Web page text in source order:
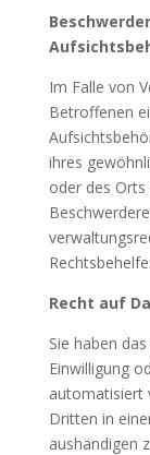
Im Falle von
Betroffenen
ihres
oder des
Rechtsbehelfe.
Recht auf
Sie haben
Einwilligung
automatisiert
Dritten in
aushändigen